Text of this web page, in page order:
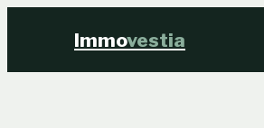
Immovestia